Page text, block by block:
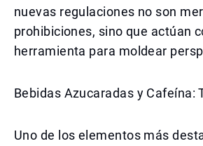
nuevas regulaciones no son
prohibiciones, sino que actúan
herramienta para moldear
Bebidas Azucaradas y Cafeína:
Uno de los elementos más